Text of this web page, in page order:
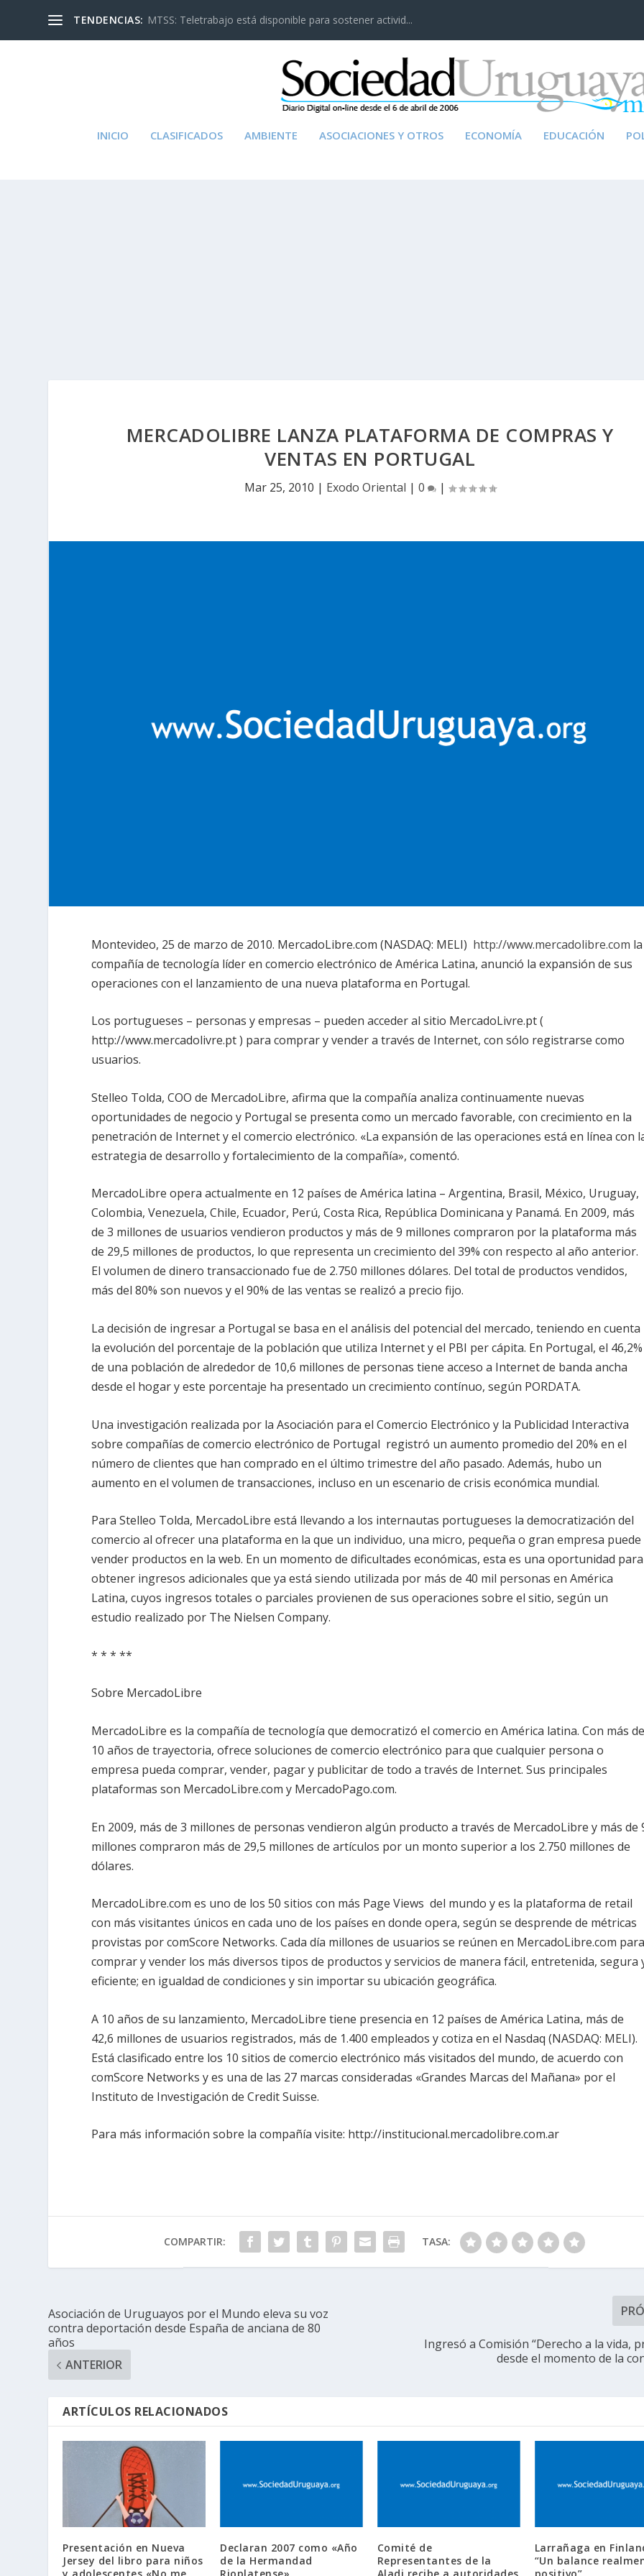
TENDENCIAS: MTSS: Teletrabajo está disponible para sostener activid...
INICIO CLASIFICADOS AMBIENTE ASOCIACIONES Y OTROS ECONOMÍA EDUCACIÓN
MERCADOLIBRE LANZA PLATAFORMA DE COMPRAS Y
VENTAS EN PORTUGAL
Mar 25, 2010 | Exodo Oriental | 0 |
Montevideo, 25 de marzo de 2010. MercadoLibre.com (NASDAQ: MELI) http://www.mercadolibre.com la
compañía de tecnología líder en comercio electrónico de América Latina, anunció la expansión de sus
operaciones con el lanzamiento de una nueva plataforma en Portugal.
Los portugueses – personas y empresas – pueden acceder al sitio MercadoLivre.pt (
http://www.mercadolivre.pt ) para comprar y vender a través de Internet, con sólo registrarse como
usuarios.
Stelleo Tolda, COO de MercadoLibre, afirma que la compañía analiza continuamente nuevas
oportunidades de negocio y Portugal se presenta como un mercado favorable, con crecimiento en la
penetración de Internet y el comercio electrónico. «La expansión de las operaciones está en línea con
estrategia de desarrollo y fortalecimiento de la compañía», comentó.
MercadoLibre opera actualmente en 12 países de América latina – Argentina, Brasil, México, Uruguay,
Colombia, Venezuela, Chile, Ecuador, Perú, Costa Rica, República Dominicana y Panamá. En 2009, más
de 3 millones de usuarios vendieron productos y más de 9 millones compraron por la plataforma más
de 29,5 millones de productos, lo que representa un crecimiento del 39% con respecto al año anterior.
El volumen de dinero transaccionado fue de 2.750 millones dólares. Del total de productos vendidos,
más del 80% son nuevos y el 90% de las ventas se realizó a precio fijo.
La decisión de ingresar a Portugal se basa en el análisis del potencial del mercado, teniendo en cuenta
la evolución del porcentaje de la población que utiliza Internet y el PBI per cápita. En Portugal, el 46,2%
de una población de alrededor de 10,6 millones de personas tiene acceso a Internet de banda ancha
desde el hogar y este porcentaje ha presentado un crecimiento contínuo, según PORDATA.
Una investigación realizada por la Asociación para el Comercio Electrónico y la Publicidad Interactiva
sobre compañías de comercio electrónico de Portugal registró un aumento promedio del 20% en el
número de clientes que han comprado en el último trimestre del año pasado. Además, hubo un
aumento en el volumen de transacciones, incluso en un escenario de crisis económica mundial.
Para Stelleo Tolda, MercadoLibre está llevando a los internautas portugueses la democratización del
comercio al ofrecer una plataforma en la que un individuo, una micro, pequeña o gran empresa puede
vender productos en la web. En un momento de dificultades económicas, esta es una oportunidad para
obtener ingresos adicionales que ya está siendo utilizada por más de 40 mil personas en América
Latina, cuyos ingresos totales o parciales provienen de sus operaciones sobre el sitio, según un
estudio realizado por The Nielsen Company.
* * * **
Sobre MercadoLibre
MercadoLibre es la compañía de tecnología que democratizó el comercio en América latina. Con más
10 años de trayectoria, ofrece soluciones de comercio electrónico para que cualquier persona o
empresa pueda comprar, vender, pagar y publicitar de todo a través de Internet. Sus principales
plataformas son MercadoLibre.com y MercadoPago.com.
En 2009, más de 3 millones de personas vendieron algún producto a través de MercadoLibre y más de
millones compraron más de 29,5 millones de artículos por un monto superior a los 2.750 millones de
dólares.
MercadoLibre.com es uno de los 50 sitios con más Page Views del mundo y es la plataforma de retail
con más visitantes únicos en cada uno de los países en donde opera, según se desprende de métricas
provistas por comScore Networks. Cada día millones de usuarios se reúnen en MercadoLibre.com
comprar y vender los más diversos tipos de productos y servicios de manera fácil, entretenida, segura
eficiente; en igualdad de condiciones y sin importar su ubicación geográfica.
A 10 años de su lanzamiento, MercadoLibre tiene presencia en 12 países de América Latina, más de
42,6 millones de usuarios registrados, más de 1.400 empleados y cotiza en el Nasdaq (NASDAQ: MELI).
Está clasificado entre los 10 sitios de comercio electrónico más visitados del mundo, de acuerdo con
comScore Networks y es una de las 27 marcas consideradas «Grandes Marcas del Mañana» por el
Instituto de Investigación de Credit Suisse.
Para más información sobre la compañía visite: http://institucional.mercadolibre.com.ar
COMPARTIR: TASA:
Asociación de Uruguayos por el Mundo eleva su voz
contra deportación desde España de anciana de 80
años
ANTERIOR
Ingresó a Comisión “Derecho a la vida,
desde el momento de la
ARTÍCULOS RELACIONADOS
Presentación en Nueva
Jersey del libro para niños
y adolescentes «No me
Declaran 2007 como «Año
de la Hermandad
Rioplatense»
Comité de
Representantes de la
Aladi recibe a autoridades
Larrañaga en
“Un balance
positivo”